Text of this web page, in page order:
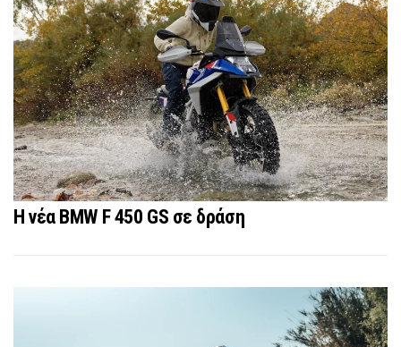
Η νέα BMW F 450 GS σε δράση